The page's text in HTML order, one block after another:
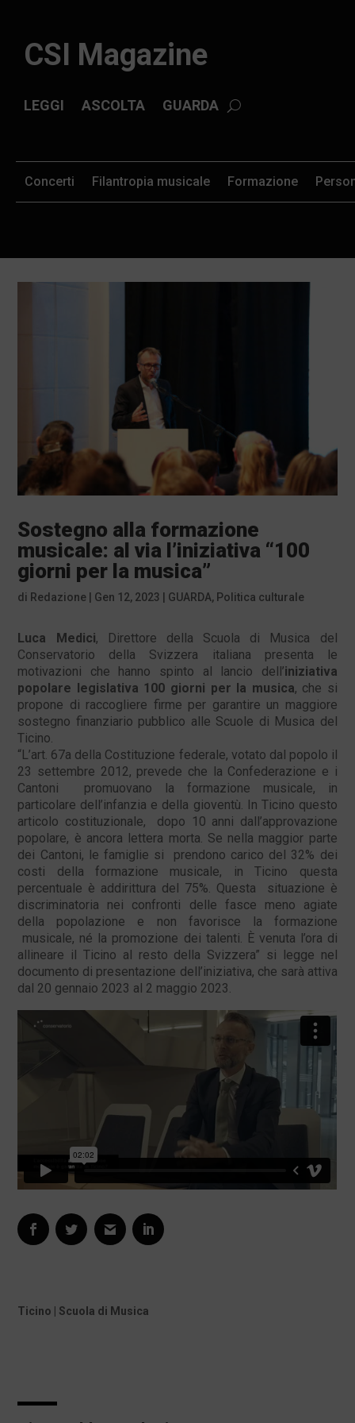
CSI Magazine
ASCOLTA GUARDA
LEGGI
Formazione
Concerti Filantropia musicale
Sostegno alla formazione
musicale: al via l’iniziativa “100
giorni per la musica”
di Redazione Gen 12, 2023 GUARDA, Politica culturale
Luca Medici, Direttore della Scuola di Musica del
Conservatorio della Svizzera italiana presenta le
motivazioni che hanno spinto al lancio dell’iniziativa
popolare legislativa 100 giorni per la musica, che si
propone di raccogliere firme per garantire un maggiore
sostegno finanziario pubblico alle Scuole di Musica del
Ticino.
“L’art. 67a della Costituzione federale, votato dal popolo il
23 settembre 2012, prevede che la Confederazione e i
Cantoni promuovano la formazione musicale, in
particolare dell’infanzia e della gioventù. In Ticino questo
articolo costituzionale, dopo 10 anni dall’approvazione
popolare, è ancora lettera morta. Se nella maggior parte
dei Cantoni, le famiglie si prendono carico del 32% dei
costi della formazione musicale, in Ticino questa
percentuale è addirittura del 75%. Questa situazione è
discriminatoria nei confronti delle fasce meno agiate
della popolazione e non favorisce la formazione
musicale, né la promozione dei talenti. È venuta l’ora di
allineare il Ticino al resto della Svizzera” si legge nel
documento di presentazione dell’iniziativa, che sarà attiva
dal 20 gennaio 2023 al 2 maggio 2023.
Ticino | Scuola di Musica